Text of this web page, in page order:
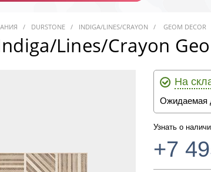
DURSTONE INDIGA/LINES/CRAYON GEOM DECOR
Lines/Crayon
На
Ожидаемая
Узнать о
+7